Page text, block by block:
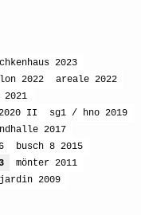
2023
2022
areale 2022
II
sg1 / hno 2019
2017
busch 8 2015
mönter 2011
2009